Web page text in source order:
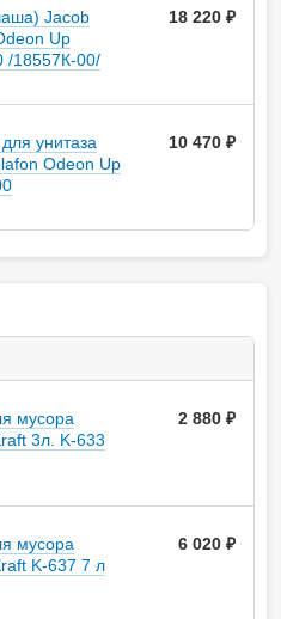
Jacob
Up
/18557К-00/
18 220 ₽
унитаза
Odeon Up
10 470 ₽
мусора
3л. K-633
2 880
мусора
K-637 7 л
6 020